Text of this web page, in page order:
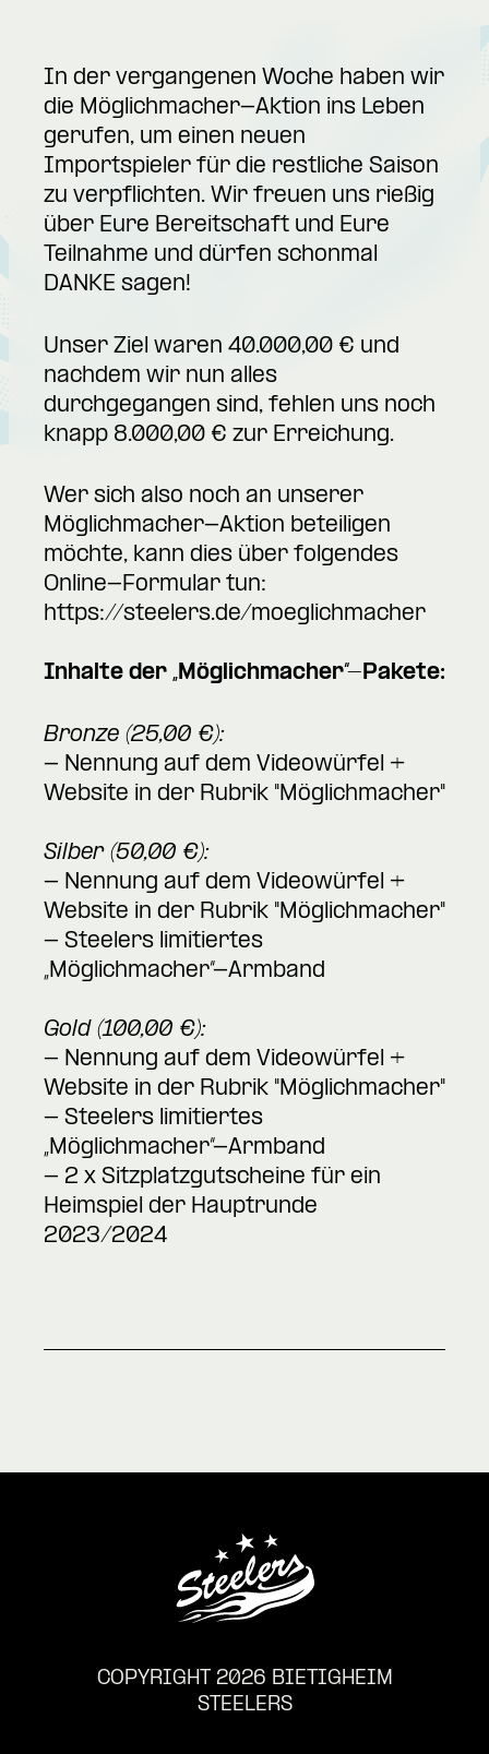
In der vergangenen Woche haben wir
die Möglichmacher-Aktion ins Leben
gerufen, um einen neuen
Importspieler für die restliche Saison
zu verpflichten. Wir freuen uns rießig
über Eure Bereitschaft und Eure
Teilnahme und dürfen schonmal
DANKE sagen!
Unser Ziel waren 40.000,00 € und
nachdem wir nun alles
durchgegangen sind, fehlen uns noch
knapp 8.000,00 € zur Erreichung.
Wer sich also noch an unserer
Möglichmacher-Aktion beteiligen
möchte, kann dies über folgendes
Online-Formular tun:
https://steelers.de/moeglichmacher
Inhalte der „Möglichmacher“-Pakete:
Bronze (25,00 €):
- Nennung auf dem Videowürfel +
Website in der Rubrik "Möglichmacher"
Silber (50,00 €):
- Nennung auf dem Videowürfel +
Website in der Rubrik "Möglichmacher"
- Steelers limitiertes
„Möglichmacher“-Armband
Gold (100,00 €):
- Nennung auf dem Videowürfel +
Website in der Rubrik "Möglichmacher"
- Steelers limitiertes
„Möglichmacher“-Armband
- 2 x Sitzplatzgutscheine für ein
Heimspiel der Hauptrunde
2023/2024
COPYRIGHT 2026 BIETIGHEIM
STEELERS